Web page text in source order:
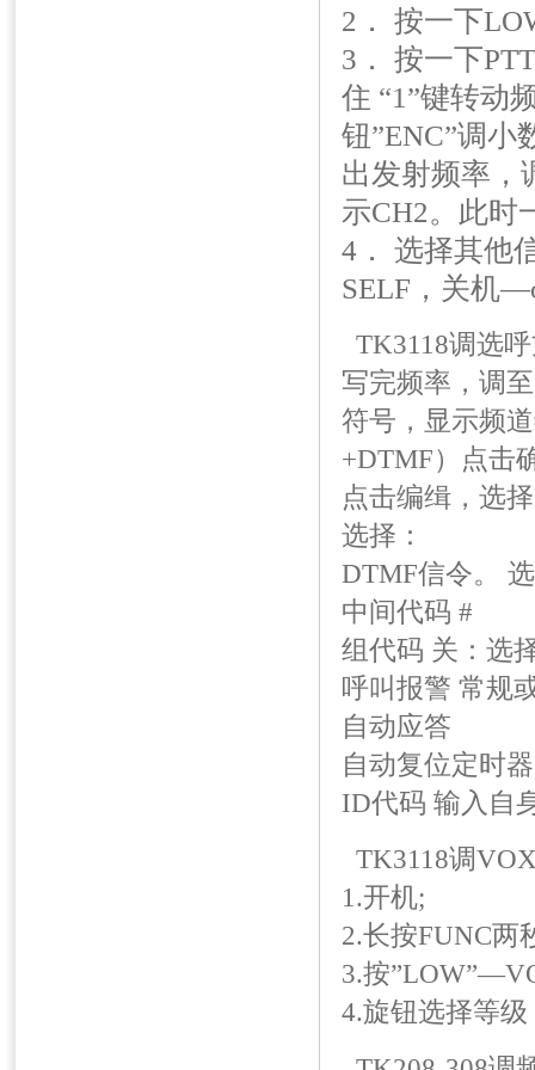
2． 按一下
3． 按一下
住 “1”键转动
钮”ENC”调
出发射频率，
示CH2。此时
4． 选择其他
SELF，关机
TK3118调选
写完频率，调
符号，显示频
+DTMF）点击
点击编缉，选
选择：
DTMF信令。
中间代码 #
组代码 关：选
呼叫报警 常规
自动应答
自动复位定时
ID代码 输入自
TK3118调
1.开机;
2.长按FUNC两
3.按
4.旋钮选择等